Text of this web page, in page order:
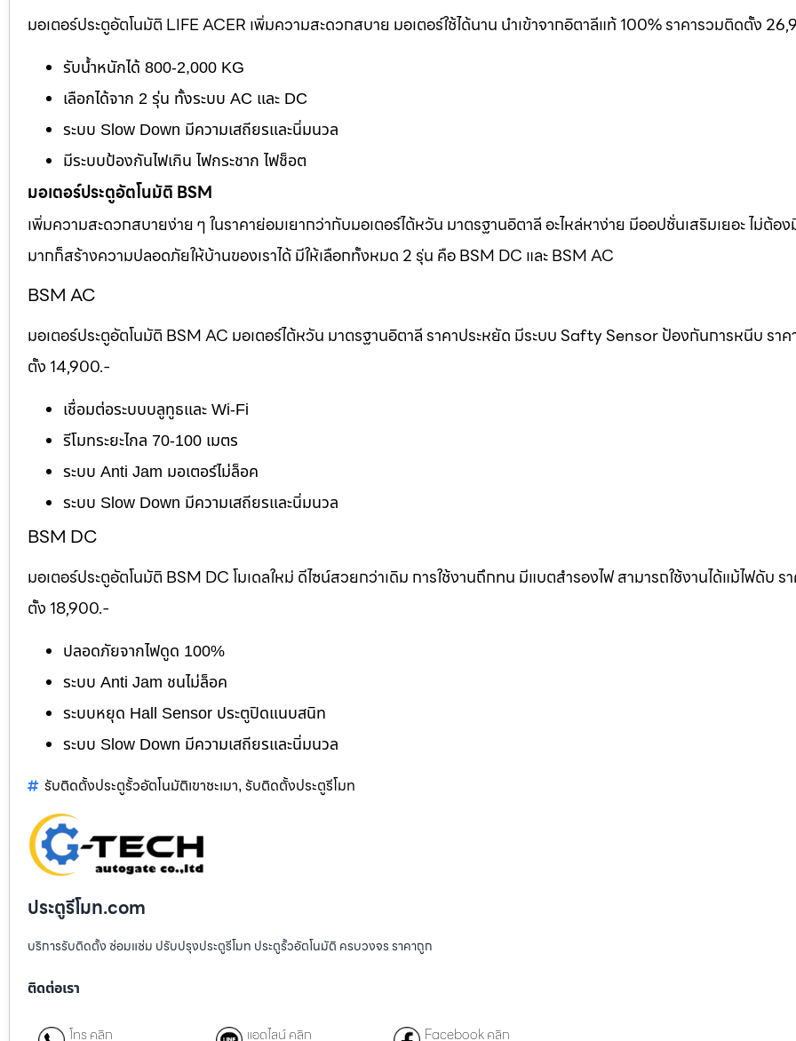
มอเตอร์ประตูอัตโนมัติ LIFE ACER เพิ่มความสะดวกสบาย มอเตอร์ใช้ได้นาน นำเข้าจากอิตาลีแท้ 100% ราคารวมติดตั้ง
รับน้ำหนักได้ 800-2,000 KG
เลือกได้จาก 2 รุ่น ทั้งระบบ AC และ DC
ระบบ Slow Down มีความเสถียรและนิ่มนวล
มีระบบป้องกันไฟเกิน ไฟกระชาก ไฟช็อต
มอเตอร์ประตูอัตโนมัติ BSM
เพิ่มความสะดวกสบายง่าย ๆ ในราคาย่อมเยากว่ากับมอเตอร์ไต้หวัน มาตรฐานอิตาลี อะไหล่หาง่าย มีออปชั่นเสริมเยอะ ไม่ต้อง
มากก็สร้างความปลอดภัยให้บ้านของเราได้ มีให้เลือกทั้งหมด 2 รุ่น คือ BSM DC และ BSM AC
BSM AC
มอเตอร์ประตูอัตโนมัติ BSM AC มอเตอร์ไต้หวัน มาตรฐานอิตาลี ราคาประหยัด มีระบบ Safty Sensor ป้องกันการหนีบ รา
ตั้ง 14,900.-
เชื่อมต่อระบบบลูทูธและ Wi-Fi
รีโมทระยะไกล 70-100 เมตร
ระบบ Anti Jam มอเตอร์ไม่ล็อค
ระบบ Slow Down มีความเสถียรและนิ่มนวล
BSM DC
มอเตอร์ประตูอัตโนมัติ BSM DC โมเดลใหม่ ดีไซน์สวยกว่าเดิม การใช้งานถึกทน มีแบตสำรองไฟ สามารถใช้งานได้แม้ไฟดับ ร
ตั้ง 18,900.-
ปลอดภัยจากไฟดูด 100%
ระบบ Anti Jam ชนไม่ล็อค
ระบบหยุด Hall Sensor ประตูปิดแนบสนิท
ระบบ Slow Down มีความเสถียรและนิ่มนวล
รับติดตั้งประตูรั้วอัตโนมัติเขาชะเมา, รับติดตั้งประตูรีโมท
ประตูรีโมท.com
บริการรับติดตั้ง ซ่อมแซ่ม ปรับปรุงประตูรีโมท ประตูรั้วอัตโนมัติ ครบวงจร ราคาถูก
ติดต่อเรา
โทร คลิก แอดไลน์ คลิก Facebook คลิก